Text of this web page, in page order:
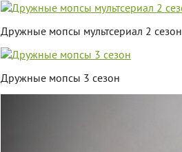
Дружные мопсы мультсериал 2 сезон
Дружные мопсы 3 сезон